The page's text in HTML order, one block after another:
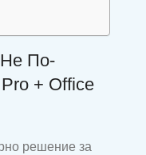
По-
+ Office
решение за